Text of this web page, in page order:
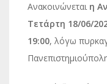
Ανακοινώνεται η
Τετάρτη 18/06/
19:00, λόγω